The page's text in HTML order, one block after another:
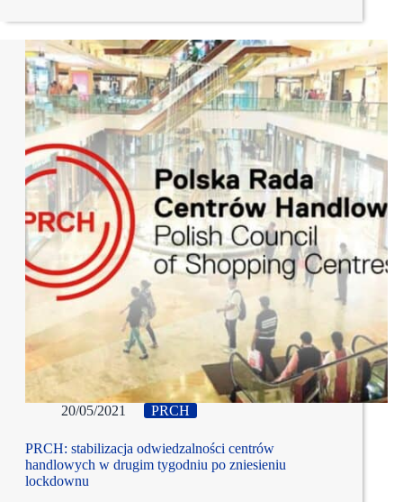
20/05/2021 PRCH
PRCH: stabilizacja odwiedzalności centrów
handlowych w drugim tygodniu po zniesieniu
lockdownu